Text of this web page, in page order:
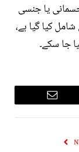
یا جنسی
کیا گیا ہے،
جا سکے۔
Email